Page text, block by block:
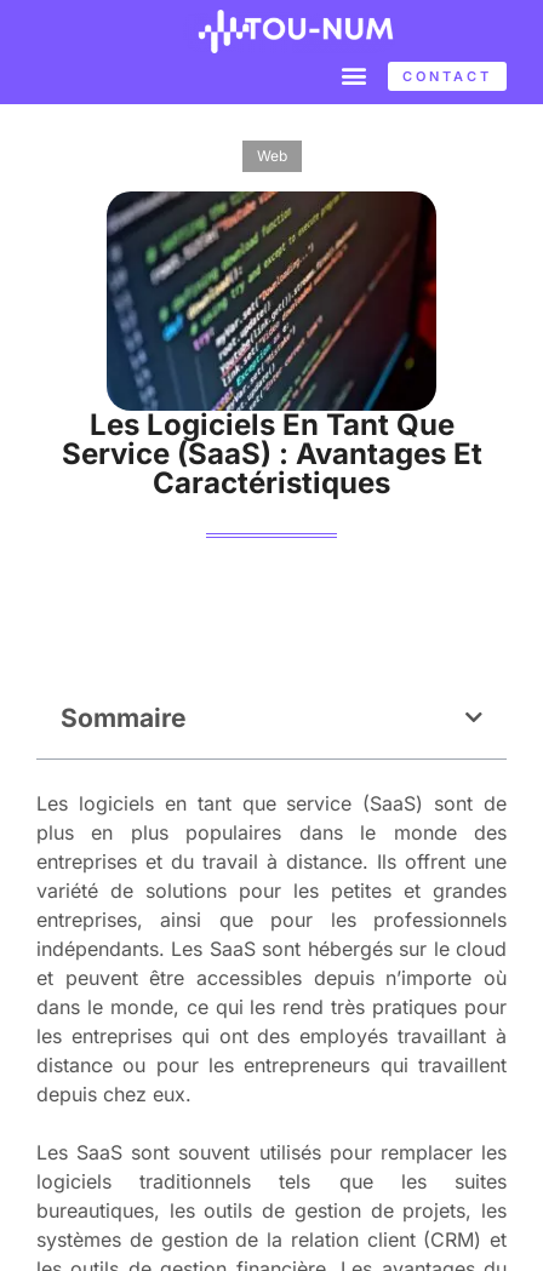
CONTACT
Web
Les Logiciels En Tant Que
Service (SaaS) : Avantages Et
Caractéristiques
Sommaire
Les logiciels en tant que service (SaaS) sont de
plus en plus populaires dans le monde des
entreprises et du travail à distance. Ils offrent une
variété de solutions pour les petites et grandes
entreprises, ainsi que pour les professionnels
indépendants. Les SaaS sont hébergés sur le cloud
et peuvent être accessibles depuis n’importe où
dans le monde, ce qui les rend très pratiques pour
les entreprises qui ont des employés travaillant à
distance ou pour les entrepreneurs qui travaillent
depuis chez eux.
Les SaaS sont souvent utilisés pour remplacer les
logiciels traditionnels tels que les suites
bureautiques, les outils de gestion de projets, les
systèmes de gestion de la relation client (CRM) et